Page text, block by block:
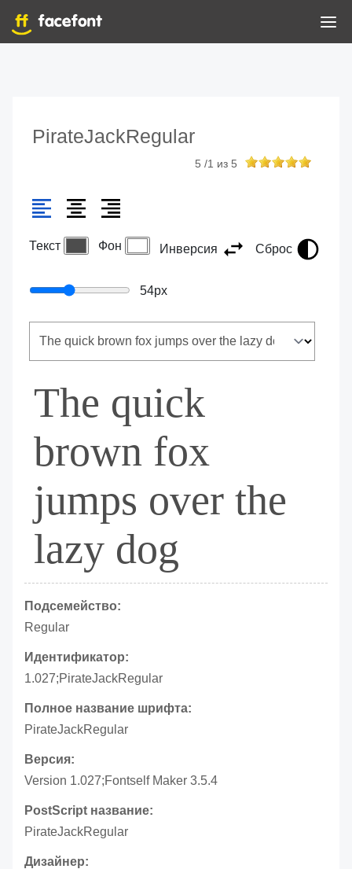
PirateJackRegular
5 /1 из 5
Текст Фон Инверсия Сброс
54px
The quick
brown fox
jumps over the
lazy dog
Подсемейство:
Regular
Идентификатор:
1.027;PirateJackRegular
Полное название шрифта:
PirateJackRegular
Версия:
Version 1.027;Fontself Maker 3.5.4
PostScript название:
PirateJackRegular
Дизайнер: